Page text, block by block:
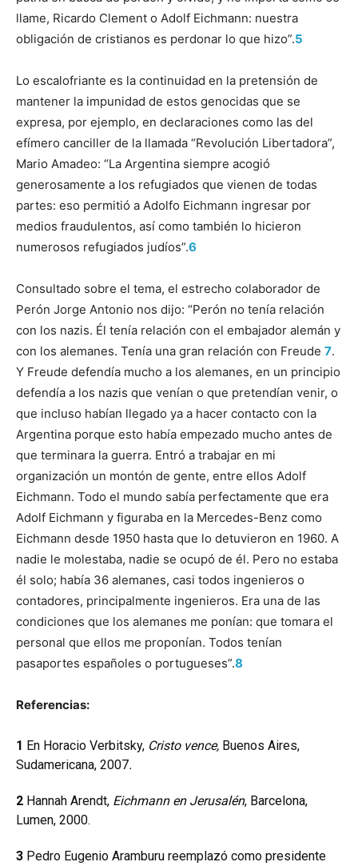
llame, Ricardo Clement o Adolf Eichmann: nuestra
obligación de cristianos es perdonar lo que hizo”.5
Lo escalofriante es la continuidad en la pretensión de
mantener la impunidad de estos genocidas que se
expresa, por ejemplo, en declaraciones como las del
efímero canciller de la llamada “Revolución Libertadora”,
Mario Amadeo: “La Argentina siempre acogió
generosamente a los refugiados que vienen de todas
partes: eso permitió a Adolfo Eichmann ingresar por
medios fraudulentos, así como también lo hicieron
numerosos refugiados judíos”.6
Consultado sobre el tema, el estrecho colaborador de
Perón Jorge Antonio nos dijo: “Perón no tenía relación
con los nazis. Él tenía relación con el embajador alemán y
con los alemanes. Tenía una gran relación con Freude 7.
Y Freude defendía mucho a los alemanes, en un principio
defendía a los nazis que venían o que pretendían venir, o
que incluso habían llegado ya a hacer contacto con la
Argentina porque esto había empezado mucho antes de
que terminara la guerra. Entró a trabajar en mi
organización un montón de gente, entre ellos Adolf
Eichmann. Todo el mundo sabía perfectamente que era
Adolf Eichmann y figuraba en la Mercedes-Benz como
Eichmann desde 1950 hasta que lo detuvieron en 1960. A
nadie le molestaba, nadie se ocupó de él. Pero no estaba
él solo; había 36 alemanes, casi todos ingenieros o
contadores, principalmente ingenieros. Era una de las
condiciones que los alemanes me ponían: que tomara el
personal que ellos me proponían. Todos tenían
pasaportes españoles o portugueses”.8
Referencias:
1 En Horacio Verbitsky, Cristo vence, Buenos Aires,
Sudamericana, 2007.
2 Hannah Arendt, Eichmann en Jerusalén, Barcelona,
Lumen, 2000.
3 Pedro Eugenio Aramburu reemplazó como presidente